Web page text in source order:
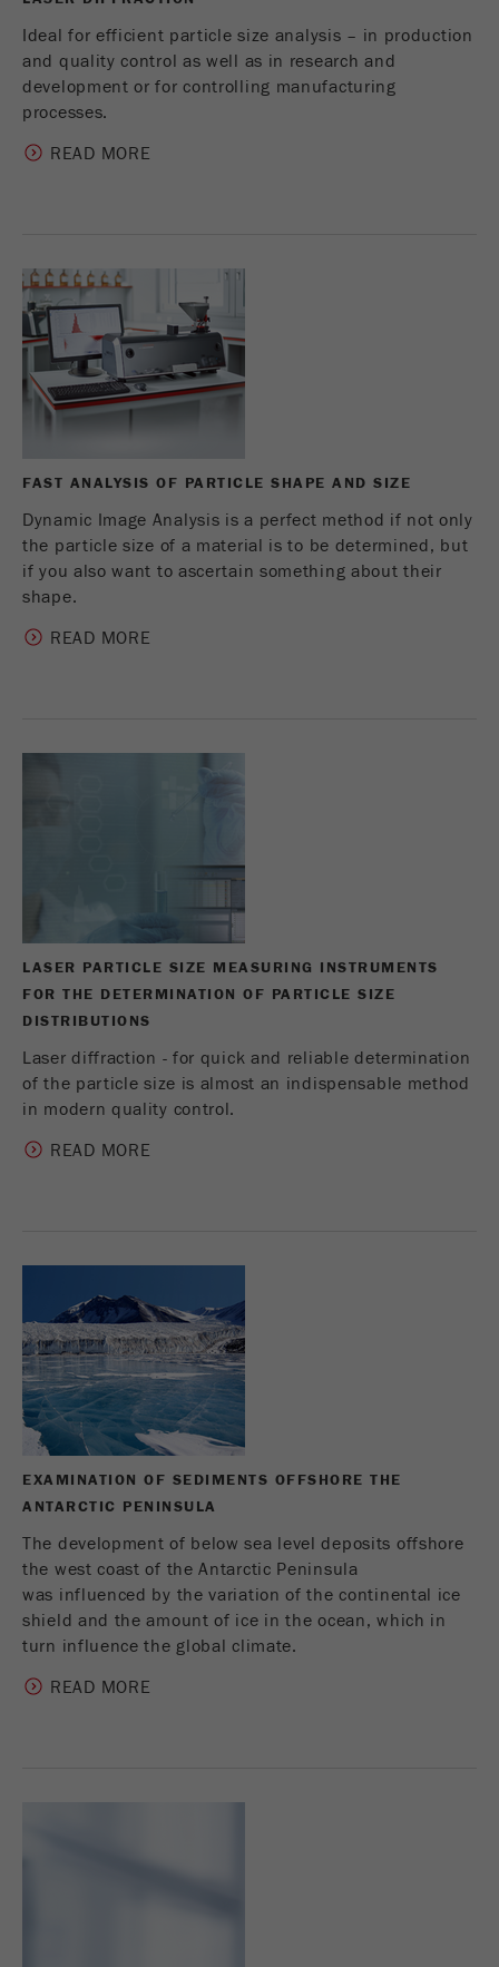
Ideal for efficient particle size analysis – in production
and quality control as well as in research and
development or for controlling manufacturing
processes.
READ MORE
FAST ANALYSIS OF PARTICLE SHAPE AND SIZE
Dynamic Image Analysis is a perfect method if not only
the particle size of a material is to be determined, but
if you also want to ascertain something about their
shape.
READ MORE
LASER PARTICLE SIZE MEASURING INSTRUMENTS
FOR THE DETERMINATION OF PARTICLE SIZE
DISTRIBUTIONS
Laser diffraction - for quick and reliable determination
of the particle size is almost an indispensable method
in modern quality control.
READ MORE
EXAMINATION OF SEDIMENTS OFFSHORE THE
ANTARCTIC PENINSULA
The development of below sea level deposits offshore
the west coast of the Antarctic Peninsula
was influenced by the variation of the continental ice
shield and the amount of ice in the ocean, which in
turn influence the global climate.
READ MORE